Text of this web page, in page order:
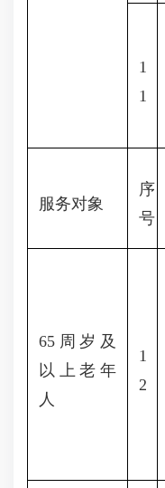
1
1
服务对象
序
号
65 周岁及
以上老年
人
1
2